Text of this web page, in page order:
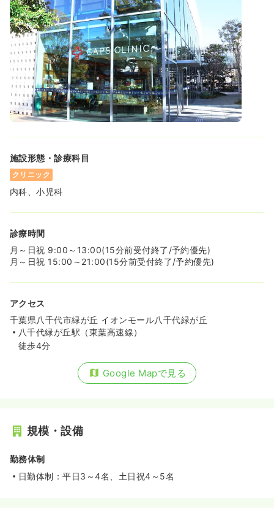
施設形態・診療科目
クリニック
内科、小児科
診療時間
月～日祝 9:00～13:00(15分前受付終了/予約優先)
月～日祝 15:00～21:00(15分前受付終了/予約優先)
アクセス
千葉県八千代市緑が丘 イオンモール八千代緑が丘
八千代緑が丘駅（東葉高速線）
徒歩4分
Google Mapで見る
規模・設備
勤務体制
日勤体制：平日3～4名、土日祝4～5名